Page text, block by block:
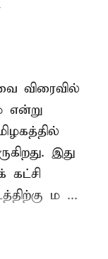
விரைவில்
என்று
இது
கட்சி
ம ...